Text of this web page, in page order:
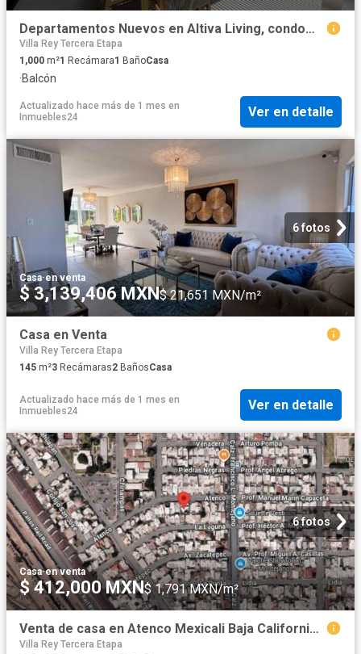
Departamentos Nuevos en Altiva Living, condominios en Colonia Libertad
Villa Rey Tercera Etapa
1,000 m²1 Recámara1 BañoCasa
·Balcón
Actualizado hace más de 1 mes en
Inmuebles24
Ver en detalle
6 fotos
Casa·en venta
$ 3,139,406 MXN$ 21,651 MXN/m²
Casa en Venta
Villa Rey Tercera Etapa
145 m²3 Recámaras2 BañosCasa
Actualizado hace más de 1 mes en
Inmuebles24
Ver en detalle
6 fotos
Casa·en venta
$ 412,000 MXN$ 1,791 MXN/m²
Venta de casa en Atenco Mexicali Baja California Norte
Villa Rey Tercera Etapa